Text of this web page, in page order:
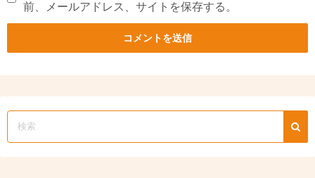
前、メールアドレス、サイトを保存する。